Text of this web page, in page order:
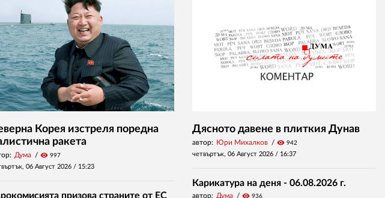
Корея изстреля поредна
ракета
Дума visibility 997
06 Август 2026 / 15:23
призова страните от ЕС
Дясното давене в плиткия Дунав
автор: Юри Михалков visibility 942
четвъртък, 06 Август 2026 / 16:37
Карикатура на деня - 06.08.2026 г.
автор: Дума visibility 936